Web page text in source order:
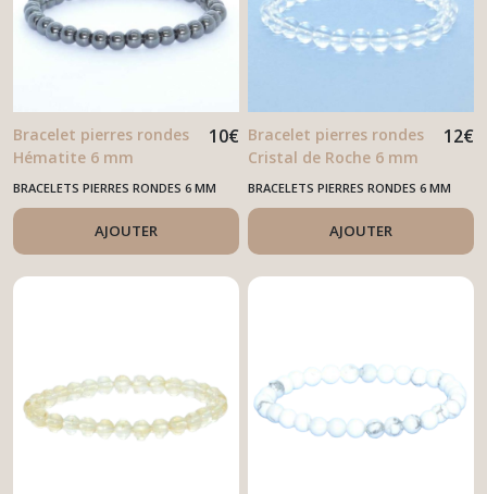
Bracelet pierres rondes
Hématite 6 mm
10€
BRACELETS PIERRES RONDES 6 MM
AJOUTER
Bracelet pierres rondes
Cristal de Roche 6 mm
12€
BRACELETS PIERRES RONDES 6 MM
AJOUTER